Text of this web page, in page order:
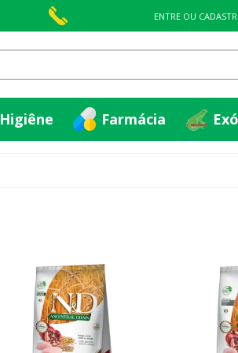
ENTRE OU
Higiêne Farmácia
Higiêne Farmácia